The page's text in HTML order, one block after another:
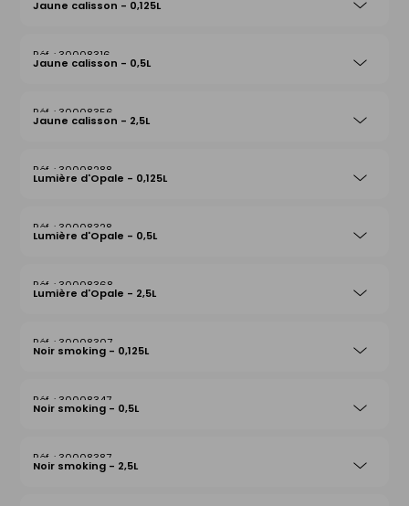
Jaune calisson - 0,125L
30008316
Jaune calisson - 0,5L
30008356
Jaune calisson - 2,5L
30008288
Lumière d'Opale - 0,125L
30008328
Lumière d'Opale - 0,5L
30008368
Lumière d'Opale - 2,5L
30008307
Noir smoking - 0,125L
30008347
Noir smoking - 0,5L
30008387
Noir smoking - 2,5L